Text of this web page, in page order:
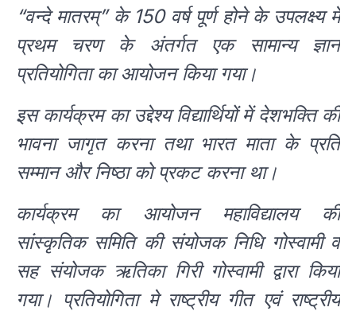
“वन्दे मातरम्” के 150 वर्ष पूर्ण होने के उपलक्ष्य में
प्रथम चरण के अंतर्गत एक सामान्य ज्ञान
प्रतियोगिता का आयोजन किया गया।
इस कार्यक्रम का उद्देश्य विद्यार्थियों में देशभक्ति की
भावना जागृत करना तथा भारत माता के प्रति
सम्मान और निष्ठा को प्रकट करना था।
कार्यक्रम का आयोजन महाविद्यालय की
सांस्कृतिक समिति की संयोजक निधि गोस्वामी व
सह संयोजक ऋतिका गिरी गोस्वामी द्वारा किया
गया। प्रतियोगिता मे राष्ट्रीय गीत एवं राष्ट्रीय